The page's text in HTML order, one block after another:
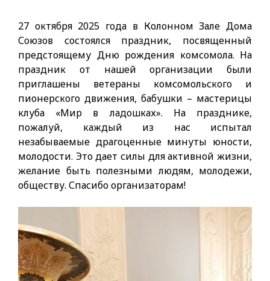
27 октября 2025 года в Колонном Зале Дома
Союзов состоялся праздник, посвященный
предстоящему Дню рождения комсомола. На
праздник от нашей организации были
приглашены ветераны комсомольского и
пионерского движения, бабушки – мастерицы
клуба «Мир в ладошках». На празднике,
пожалуй, каждый из нас испытал
незабываемые драгоценные минуты юности,
молодости. Это дает силы для активной жизни,
желание быть полезными людям, молодежи,
обществу. Спасибо организаторам!